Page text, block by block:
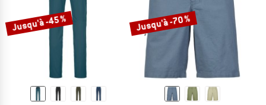
Jusqu'à -45 % Jusqu'à -70 %